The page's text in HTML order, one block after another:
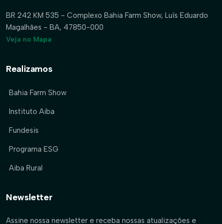
BR 242 KM 535 - Complexo Bahia Farm Show, Luís Eduardo
Magalhães - BA, 47850-000
Veja no Mapa
Realizamos
Bahia Farm Show
Instituto Aiba
Fundesis
Programa ESG
Aiba Rural
Newsletter
Assine nossa newsletter e receba nossas atualizações e